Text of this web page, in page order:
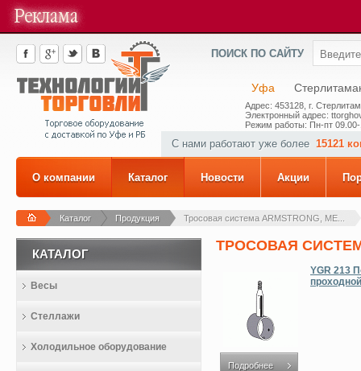
ПОИСК ПО САЙТУ
Уфа
Адрес: 453128, г.
Электронный адрес:
Режим работы: Пн-пт
С нами работают уже более 15121
О компании Каталог Новости Акции
Каталог Продукция Тросовая система ARMSTRONG, ME...
ТРОСОВАЯ
Подробнее
YGR 213
проходной
КАТАЛОГ
Весы
Стеллажи
Холодильное оборудование